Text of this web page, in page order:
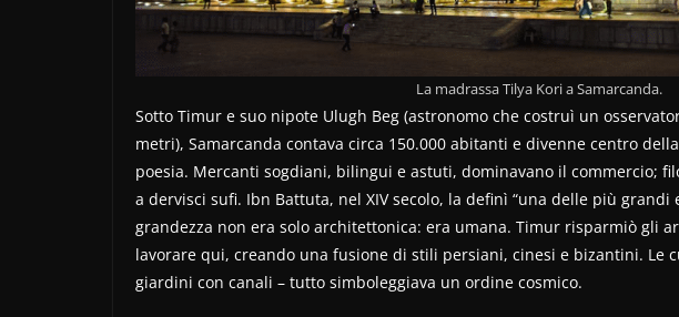
La madrassa Tilya Kori a Samarcanda.
Sotto Timur e suo nipote Ulugh Beg (astronomo che costruì un
metri), Samarcanda contava circa 150.000 abitanti e divenne centro
poesia. Mercanti sogdiani, bilingui e astuti, dominavano il commercio;
a dervisci sufi. Ibn Battuta, nel XIV secolo, la definì “una delle più grandi
grandezza non era solo architettonica: era umana. Timur risparmiò gli
lavorare qui, creando una fusione di stili persiani, cinesi e bizantini. Le
giardini con canali – tutto simboleggiava un ordine cosmico.